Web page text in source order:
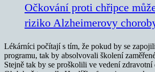
Očkování proti chřipce
riziko Alzheimerovy
Lékárníci počítají s tím, že pokud by se
programu, tak by absolvovali školení
Stejně tak by se proškolili ve vedení zdravotní